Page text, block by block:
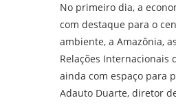
No primeiro dia, a
com destaque para o
ambiente, a Amazônia,
Relações Internacionais
ainda com espaço para
Adauto Duarte, diretor